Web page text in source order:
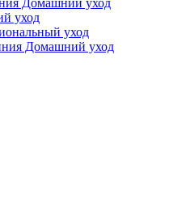
Домашний уход
уход
уход
Домашний уход